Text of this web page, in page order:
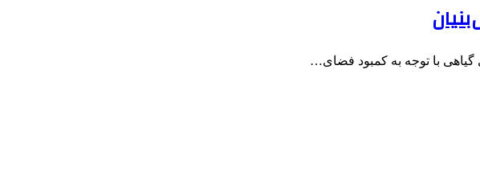
گیاهی با توجه به کمبود فضای…